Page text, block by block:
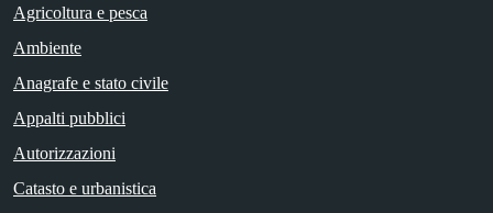
Agricoltura e pesca
Ambiente
Anagrafe e stato civile
Appalti pubblici
Autorizzazioni
Catasto e urbanistica